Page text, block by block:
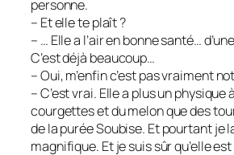
personne.
– Et elle te plaît ?
– … Elle a l’air en bonne santé…
C’est déjà beaucoup…
– Oui, m’enfin c’est pas vraiment
– C’est vrai. Elle a plus un physique
courgettes et du melon que des
de la purée Soubise. Et pourtant je
magnifique. Et je suis sûr qu’elle